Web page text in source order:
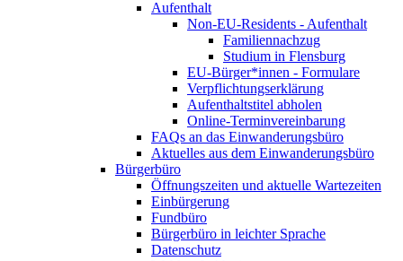
Aufenthalt
Non-EU-Residents - Aufenthalt
Familiennachzug
Studium in Flensburg
EU-Bürger*innen - Formulare
Verpflichtungserklärung
Aufenthaltstitel abholen
Online-Terminvereinbarung
FAQs an das Einwanderungsbüro
Aktuelles aus dem Einwanderungsbüro
Bürgerbüro
Öffnungszeiten und aktuelle Wartezeiten
Einbürgerung
Fundbüro
Bürgerbüro in leichter Sprache
Datenschutz